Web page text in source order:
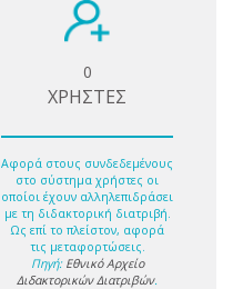
0
ΧΡΗΣΤΕΣ
Αφορά στους συνδεδεμένους
στο σύστημα χρήστες οι
οποίοι έχουν αλληλεπιδράσει
με τη διδακτορική διατριβή.
Ως επί το πλείστον, αφορά
τις μεταφορτώσεις.
Πηγή: Εθνικό Αρχείο
Διδακτορικών Διατριβών.